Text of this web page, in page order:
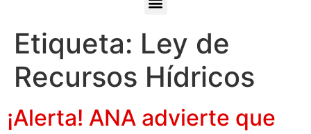
Etiqueta: Ley de
Recursos Hídricos
¡Alerta! ANA advierte que